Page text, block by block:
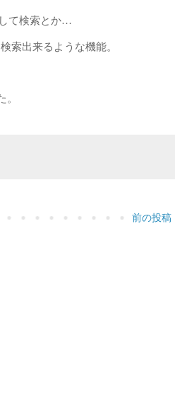
て検索とか…
索出来るような機能。
前の投稿